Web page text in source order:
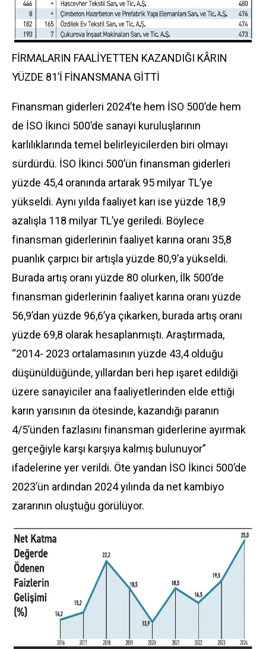
FİRMALARIN FAALİYETTEN KAZANDIĞI KÂRIN
YÜZDE 81’İ FİNANSMANA GİTTİ
Finansman giderleri 2024’te hem İSO 500’de hem
de İSO İkinci 500’de sanayi kuruluşlarının
karlılıklarında temel belirleyicilerden biri olmayı
sürdürdü. İSO İkinci 500’ün finansman giderleri
yüzde 45,4 oranında artarak 95 milyar TL’ye
yükseldi. Aynı yılda faaliyet karı ise yüzde 18,9
azalışla 118 milyar TL’ye geriledi. Böylece
finansman giderlerinin faaliyet karına oranı 35,8
puanlık çarpıcı bir artışla yüzde 80,9’a yükseldi.
Burada artış oranı yüzde 80 olurken, İlk 500’de
finansman giderlerinin faaliyet karına oranı yüzde
56,9’dan yüzde 96,6’ya çıkarken, burada artış oranı
yüzde 69,8 olarak hesaplanmıştı. Araştırmada,
“2014- 2023 ortalamasının yüzde 43,4 olduğu
düşünüldüğünde, yıllardan beri hep işaret edildiği
üzere sanayiciler ana faaliyetlerinden elde ettiği
karın yarısının da ötesinde, kazandığı paranın
4/5’ünden fazlasını finansman giderlerine ayırmak
gerçeğiyle karşı karşıya kalmış bulunuyor”
ifadelerine yer verildi. Öte yandan İSO İkinci 500’de
2023’ün ardından 2024 yılında da net kambiyo
zararının oluştuğu görülüyor.